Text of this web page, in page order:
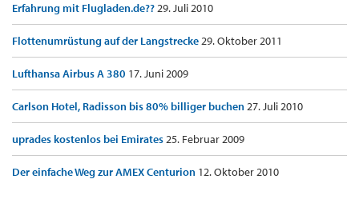
Erfahrung mit Flugladen.de??29. Juli 2010
Flottenumrüstung auf der Langstrecke29. Oktober 2011
Lufthansa Airbus A 380 17. Juni 2009
Carlson Hotel, Radisson bis 80% billiger buchen27. Juli 2010
uprades kostenlos bei Emirates25. Februar 2009
Der einfache Weg zur AMEX Centurion 12. Oktober 2010